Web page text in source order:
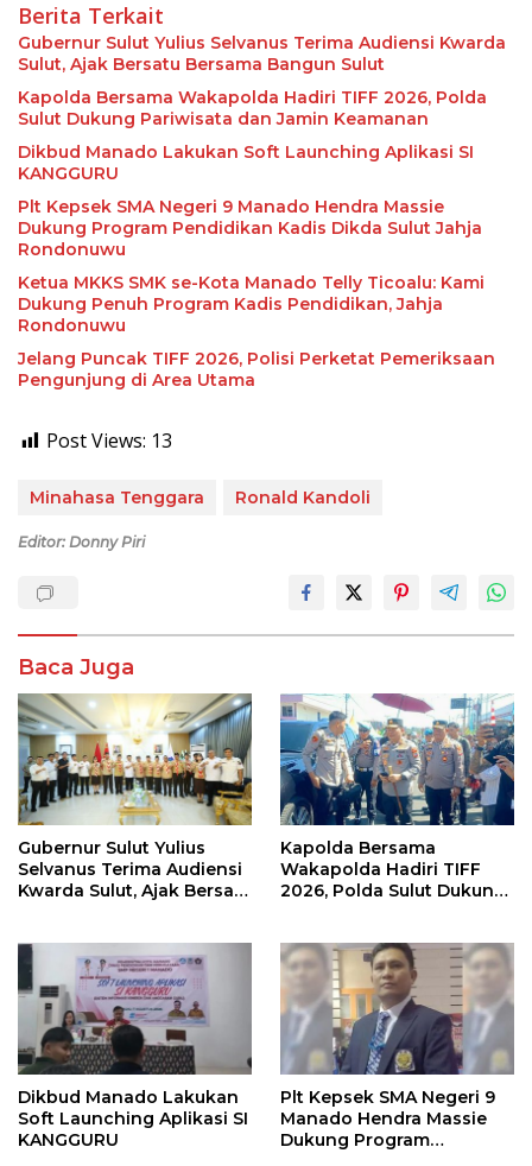
Berita Terkait
Gubernur Sulut Yulius Selvanus Terima Audiensi Kwarda
Sulut, Ajak Bersatu Bersama Bangun Sulut
Kapolda Bersama Wakapolda Hadiri TIFF 2026, Polda
Sulut Dukung Pariwisata dan Jamin Keamanan
Dikbud Manado Lakukan Soft Launching Aplikasi SI
KANGGURU
Plt Kepsek SMA Negeri 9 Manado Hendra Massie
Dukung Program Pendidikan Kadis Dikda Sulut Jahja
Rondonuwu
Ketua MKKS SMK se-Kota Manado Telly Ticoalu: Kami
Dukung Penuh Program Kadis Pendidikan, Jahja
Rondonuwu
Jelang Puncak TIFF 2026, Polisi Perketat Pemeriksaan
Pengunjung di Area Utama
Post Views: 13
Minahasa Tenggara Ronald Kandoli
Editor: Donny Piri
Baca Juga
Gubernur Sulut Yulius
Selvanus Terima Audiensi
Kwarda Sulut, Ajak Bersatu
Kapolda Bersama
Wakapolda Hadiri TIFF
2026, Polda Sulut Dukung
Dikbud Manado Lakukan
Soft Launching Aplikasi SI
KANGGURU
Plt Kepsek SMA Negeri 9
Manado Hendra Massie
Dukung Program